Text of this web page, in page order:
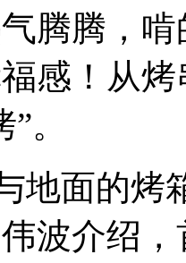
腾腾，
感！从
。
地面的
波介绍